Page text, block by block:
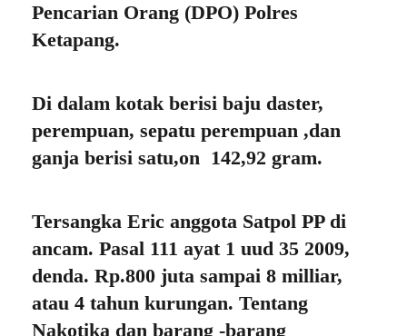
Pencarian Orang (DPO) Polres
Ketapang.
Di dalam kotak berisi baju daster,
perempuan, sepatu perempuan ,dan
ganja berisi satu,on 142,92 gram.
Tersangka Eric anggota Satpol PP di
ancam. Pasal 111 ayat 1 uud 35 2009,
denda. Rp.800 juta sampai 8 milliar,
atau 4 tahun kurungan. Tentang
Nakotika dan barang -barang